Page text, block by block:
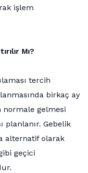
işlem
Mı?
tercih
birkaç ay
normale gelmesi
planlanır. Gebelik
alternatif olarak
geçici